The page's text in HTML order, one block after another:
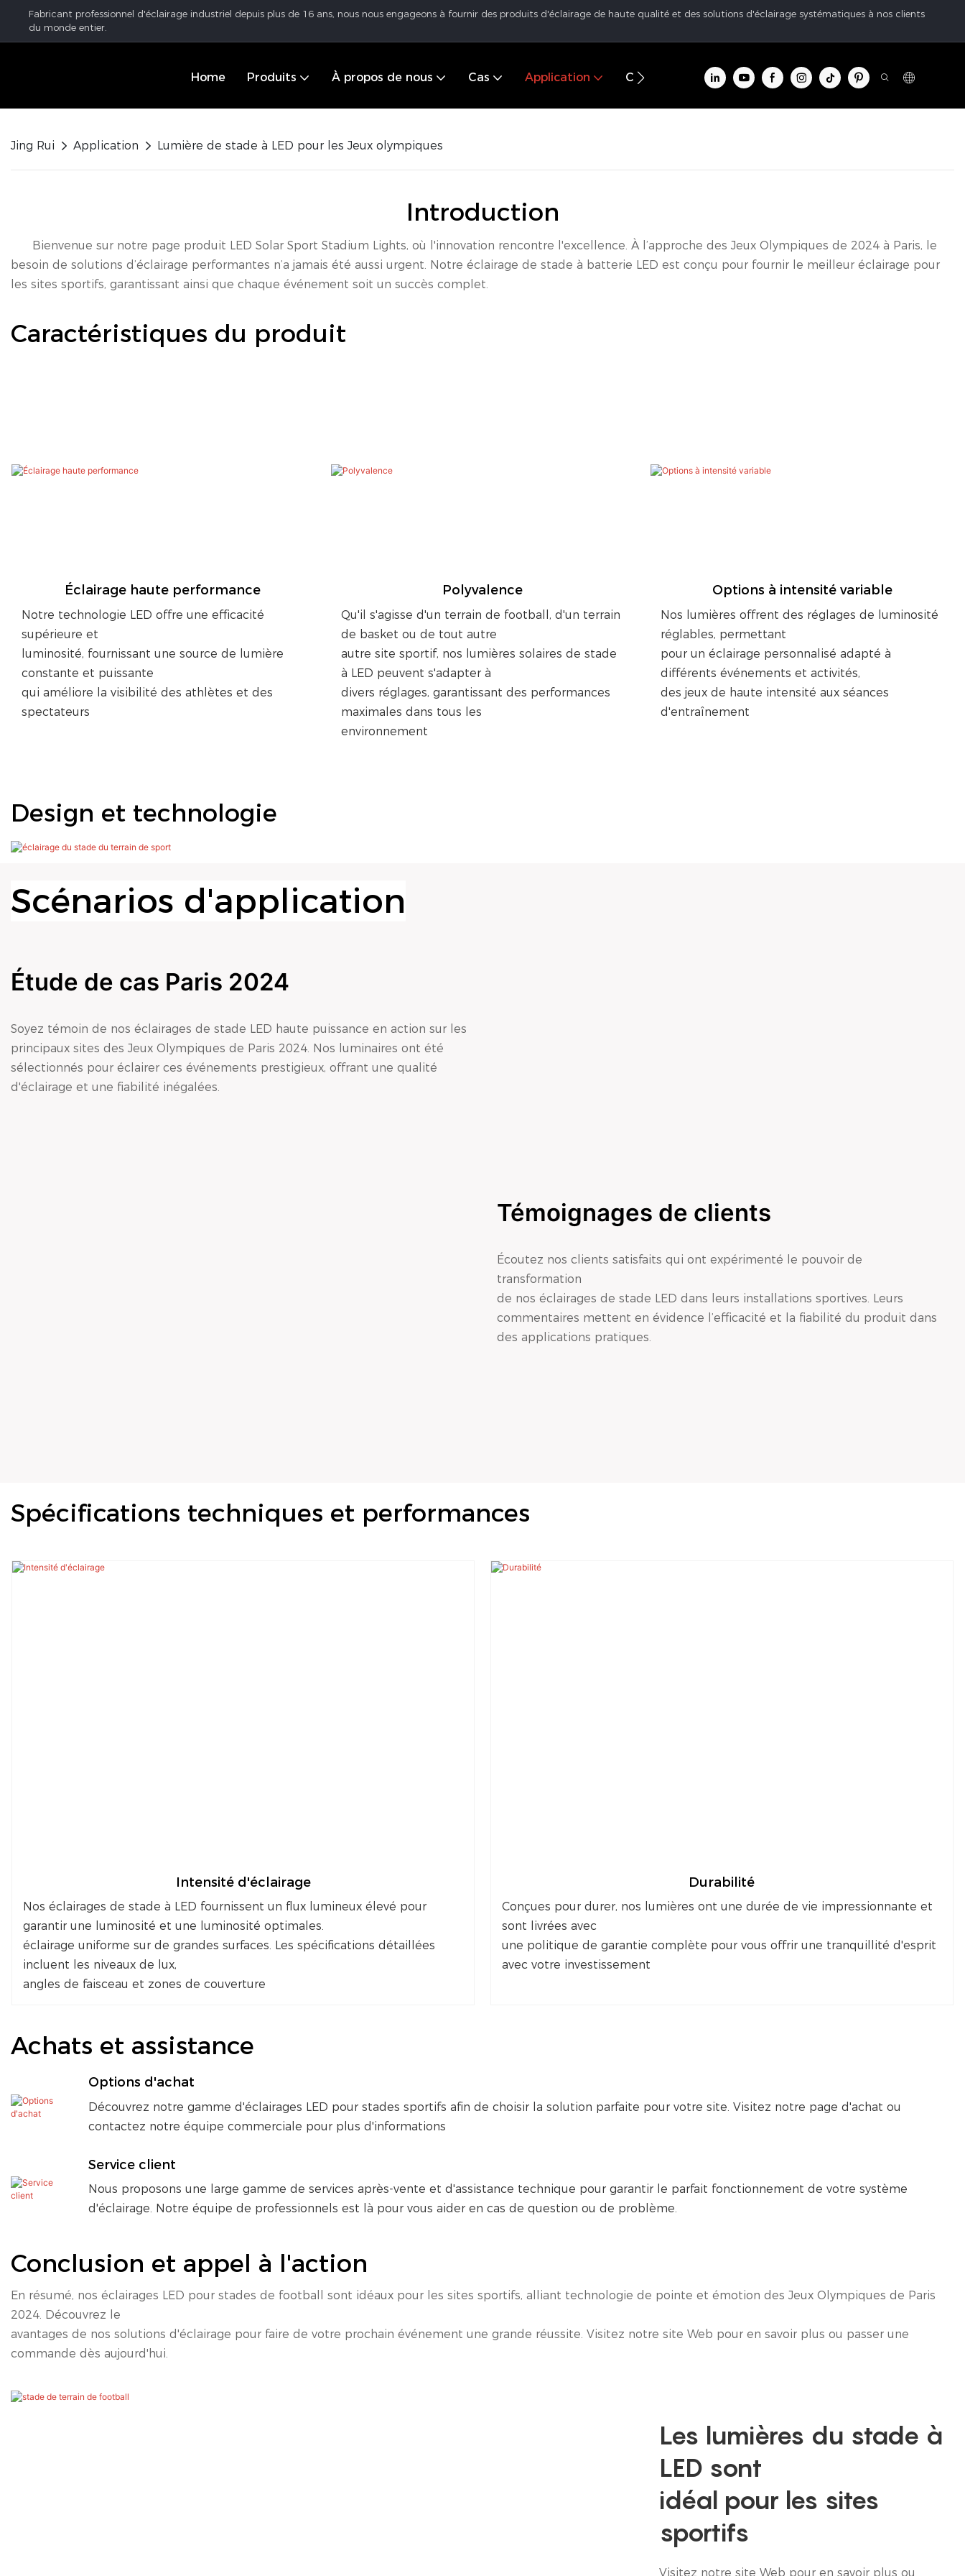
Fabricant professionnel d'éclairage industriel depuis plus de 16 ans, nous nous engageons à fournir des produits d'éclairage de haute qualité et des solutions d'éclairage systématiques à nos clients
du monde entier.
Home Produits À propos de nous Cas Application Centre d'info Contacter
Jing Rui Application Lumière de stade à LED pour les Jeux olympiques
Introduction
Bienvenue sur notre page produit LED Solar Sport Stadium Lights, où l'innovation rencontre l'excellence. À l’approche des Jeux Olympiques de 2024 à Paris, le
besoin de solutions d’éclairage performantes n’a jamais été aussi urgent. Notre éclairage de stade à batterie LED est conçu pour fournir le meilleur éclairage pour
les sites sportifs, garantissant ainsi que chaque événement soit un succès complet.
Caractéristiques du produit
Éclairage haute performance
Notre technologie LED offre une efficacité
supérieure et
luminosité, fournissant une source de lumière
constante et puissante
qui améliore la visibilité des athlètes et des
spectateurs
Polyvalence
Qu'il s'agisse d'un terrain de football, d'un terrain
de basket ou de tout autre
autre site sportif, nos lumières solaires de stade
à LED peuvent s'adapter à
divers réglages, garantissant des performances
maximales dans tous les
environnement
Options à intensité variable
Nos lumières offrent des réglages de luminosité
réglables, permettant
pour un éclairage personnalisé adapté à
différents événements et activités,
des jeux de haute intensité aux séances
d'entraînement
Design et technologie
Scénarios d'application
Étude de cas Paris 2024
Soyez témoin de nos éclairages de stade LED haute puissance en action sur les
principaux sites des Jeux Olympiques de Paris 2024. Nos luminaires ont été
sélectionnés pour éclairer ces événements prestigieux, offrant une qualité
d'éclairage et une fiabilité inégalées.
Témoignages de clients
Écoutez nos clients satisfaits qui ont expérimenté le pouvoir de
transformation
de nos éclairages de stade LED dans leurs installations sportives. Leurs
commentaires mettent en évidence l’efficacité et la fiabilité du produit dans
des applications pratiques.
Spécifications techniques et performances
Intensité d'éclairage
Nos éclairages de stade à LED fournissent un flux lumineux élevé pour
garantir une luminosité et une luminosité optimales.
éclairage uniforme sur de grandes surfaces. Les spécifications détaillées
incluent les niveaux de lux,
angles de faisceau et zones de couverture
Durabilité
Conçues pour durer, nos lumières ont une durée de vie impressionnante et
sont livrées avec
une politique de garantie complète pour vous offrir une tranquillité d'esprit
avec votre investissement
Achats et assistance
Options d'achat
Découvrez notre gamme d'éclairages LED pour stades sportifs afin de choisir la solution parfaite pour votre site. Visitez notre page d'achat ou
contactez notre équipe commerciale pour plus d'informations
Service client
Nous proposons une large gamme de services après-vente et d'assistance technique pour garantir le parfait fonctionnement de votre système
d'éclairage. Notre équipe de professionnels est là pour vous aider en cas de question ou de problème.
Conclusion et appel à l'action
En résumé, nos éclairages LED pour stades de football sont idéaux pour les sites sportifs, alliant technologie de pointe et émotion des Jeux Olympiques de Paris
2024. Découvrez le
avantages de nos solutions d'éclairage pour faire de votre prochain événement une grande réussite. Visitez notre site Web pour en savoir plus ou passer une
commande dès aujourd'hui.
Les lumières du stade à
LED sont
idéal pour les sites
sportifs
Visitez notre site Web pour en savoir plus ou